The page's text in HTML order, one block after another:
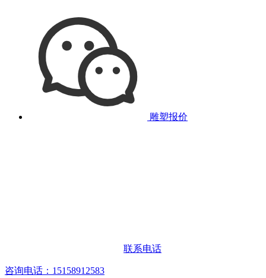
雕塑报价
联系电话
咨询电话：15158912583